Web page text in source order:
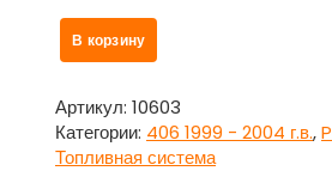
Количество
товара
топливный
(бензонасос)
MARWAL
В корзину
Артикул: 10603
Категории: 406 1999 - 2004 г.в.,
Топливная система